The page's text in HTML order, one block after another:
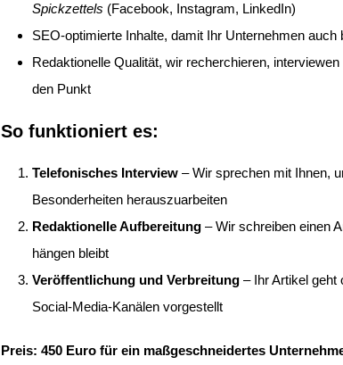
Spickzettels (Facebook, Instagram, LinkedIn)
SEO-optimierte Inhalte, damit Ihr Unternehmen auch
Redaktionelle Qualität, wir recherchieren,
den Punkt
So funktioniert es:
Telefonisches Interview – Wir sprechen mit Ihnen,
Besonderheiten herauszuarbeiten
Redaktionelle Aufbereitung – Wir schreiben einen
hängen bleibt
Veröffentlichung und Verbreitung – Ihr Artikel geht
Social-Media-Kanälen vorgestellt
Preis: 450 Euro für ein maßgeschneidertes